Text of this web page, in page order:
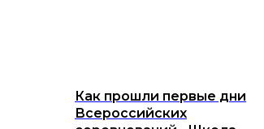
Как прошли первые дни
Всероссийских